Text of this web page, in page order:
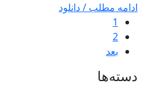
ادامه مطلب / دانلود
1
2
بعد
دسته‌ها